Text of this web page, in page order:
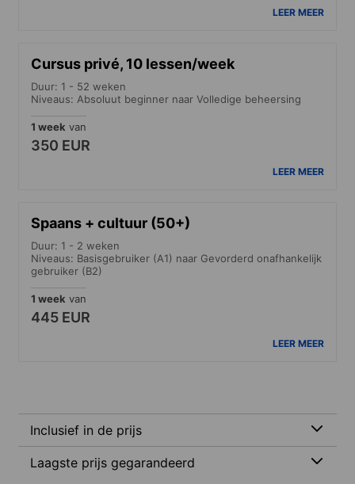
LEER MEER
Cursus privé, 10 lessen/week
Duur: 1 - 52 weken
Niveaus: Absoluut beginner naar Volledige beheersing
1 week van
350 EUR
LEER MEER
Spaans + cultuur (50+)
Duur: 1 - 2 weken
Niveaus: Basisgebruiker (A1) naar Gevorderd onafhankelijk
gebruiker (B2)
1 week van
445 EUR
LEER MEER
Inclusief in de prijs
Laagste prijs gegarandeerd